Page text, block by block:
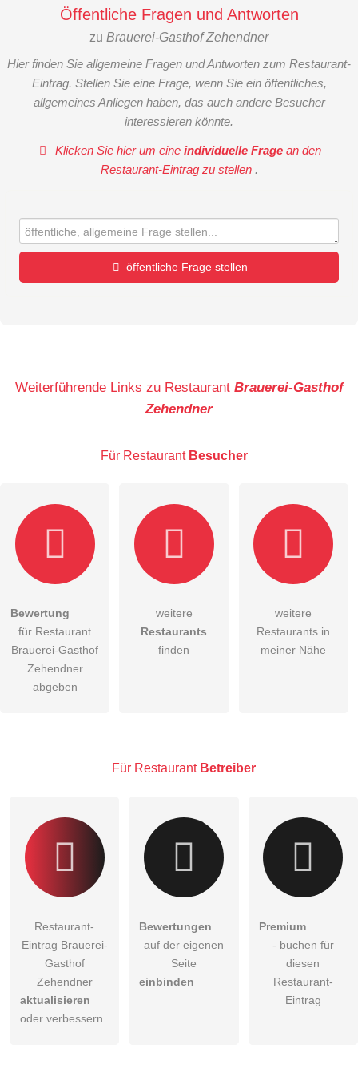
Öffentliche Fragen und Antworten
zu Brauerei-Gasthof Zehendner
Hier finden Sie allgemeine Fragen und Antworten zum Restaurant-
Eintrag. Stellen Sie eine Frage, wenn Sie ein öffentliches,
allgemeines Anliegen haben, das auch andere Besucher
interessieren könnte.
Klicken Sie hier um eineindividuelle Frage an den
Restaurant-Eintrag zu stellen .
öffentliche Frage stellen
Die Datenschutzerklärunghabe ich zur Kenntnis genommen.
öffentliche Frage stellen
Restaurant-Eintrag zu stellen.
Weiterführende Links zu Restaurant Brauerei-Gasthof
Zehendner
Für Restaurant Besucher
Bewertung
für Restaurant
Brauerei-Gasthof
Zehendner
abgeben
weitere
Restaurants
finden
weitere
Restaurants in
meiner Nähe
Für Restaurant Betreiber
Restaurant-
Eintrag Brauerei-
Gasthof
Zehendner
aktualisieren
oder verbessern
Bewertungen
auf der eigenen
Seite
einbinden
Premium
- buchen für
diesen
Restaurant-
Eintrag